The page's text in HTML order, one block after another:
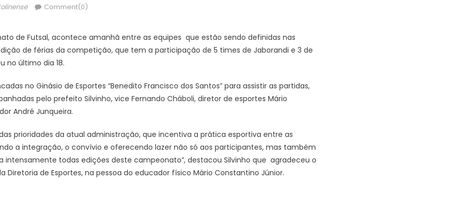
Comment(0)
de Futsal, acontece amanhã entre as equipes que estão sendo definidas nas
de férias da competição, que tem a participação de 5 times de Jaborandi e 3 de
no último dia 18.
no Ginásio de Esportes “Benedito Francisco dos Santos” para assistir as partidas,
pelo prefeito Silvinho, vice Fernando Cháboli, diretor de esportes Mário
André Junqueira.
prioridades da atual administração, que incentiva a prática esportiva entre as
a integração, o convívio e oferecendo lazer não só aos participantes, mas também
intensamente todas edições deste campeonato”, destacou Silvinho que agradeceu o
Diretoria de Esportes, na pessoa do educador físico Mário Constantino Júnior.